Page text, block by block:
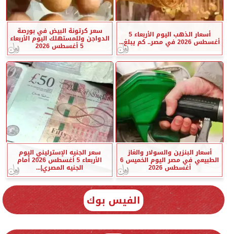
أسعار الذهب اليوم الأربعاء 5
أغسطس 2026 في مصر.. كم يبلغ...
سعر كرتونة البيض في بورصة
الدواجن وللمستهلك اليوم الأربعاء
5 أغسطس 2026
أسعار البنزين والسولار والغاز
الطبيعي في مصر اليوم الخميس 6
أغسطس 2026
سعر الجنيه الإسترليني اليوم
الأربعاء 5 أغسطس 2026 أمام
الجنيه المصري|...
الفيس بوك